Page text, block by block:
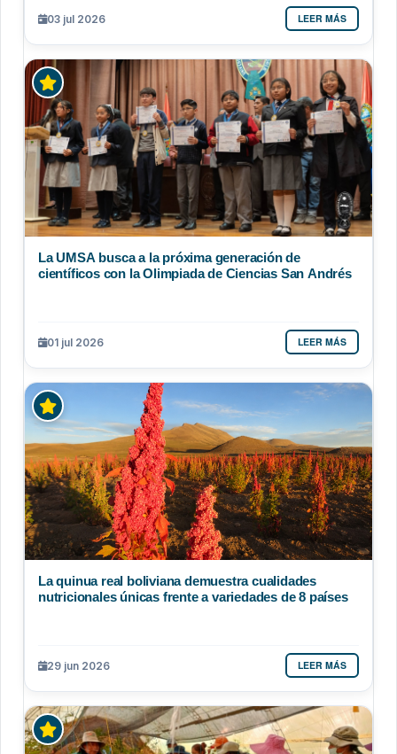
03 jul 2026 LEER MÁS
La UMSA busca a la próxima generación de
científicos con la Olimpiada de Ciencias San Andrés
01 jul 2026 LEER MÁS
La quinua real boliviana demuestra cualidades
nutricionales únicas frente a variedades de 8 países
29 jun 2026 LEER MÁS